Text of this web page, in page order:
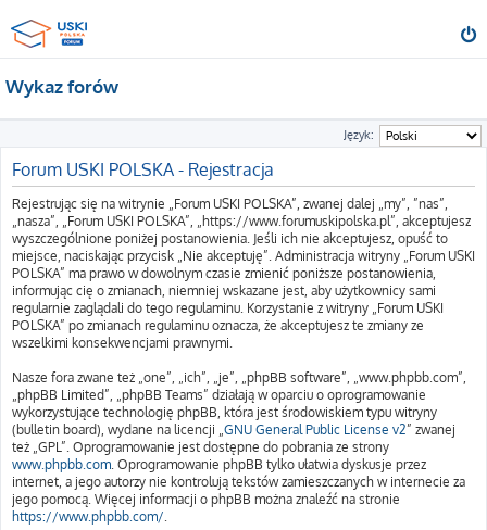
Wykaz forów
Język:
Forum USKI POLSKA - Rejestracja
Rejestrując się na witrynie „Forum USKI POLSKA”, zwanej dalej „my”, ”nas”,
„nasza”, „Forum USKI POLSKA”, „https://www.forumuskipolska.pl”, akceptujesz
wyszczególnione poniżej postanowienia. Jeśli ich nie akceptujesz, opuść to
miejsce, naciskając przycisk „Nie akceptuję”. Administracja witryny „Forum USKI
POLSKA” ma prawo w dowolnym czasie zmienić poniższe postanowienia,
informując cię o zmianach, niemniej wskazane jest, aby użytkownicy sami
regularnie zaglądali do tego regulaminu. Korzystanie z witryny „Forum USKI
POLSKA” po zmianach regulaminu oznacza, że akceptujesz te zmiany ze
wszelkimi konsekwencjami prawnymi.
Nasze fora zwane też „one”, „ich”, „je”, „phpBB software”, „www.phpbb.com”,
„phpBB Limited”, „phpBB Teams” działają w oparciu o oprogramowanie
wykorzystujące technologię phpBB, która jest środowiskiem typu witryny
(bulletin board), wydane na licencji „GNU General Public License v2” zwanej
też „GPL”. Oprogramowanie jest dostępne do pobrania ze strony
www.phpbb.com. Oprogramowanie phpBB tylko ułatwia dyskusje przez
internet, a jego autorzy nie kontrolują tekstów zamieszczanych w internecie za
jego pomocą. Więcej informacji o phpBB można znaleźć na stronie
https://www.phpbb.com/.